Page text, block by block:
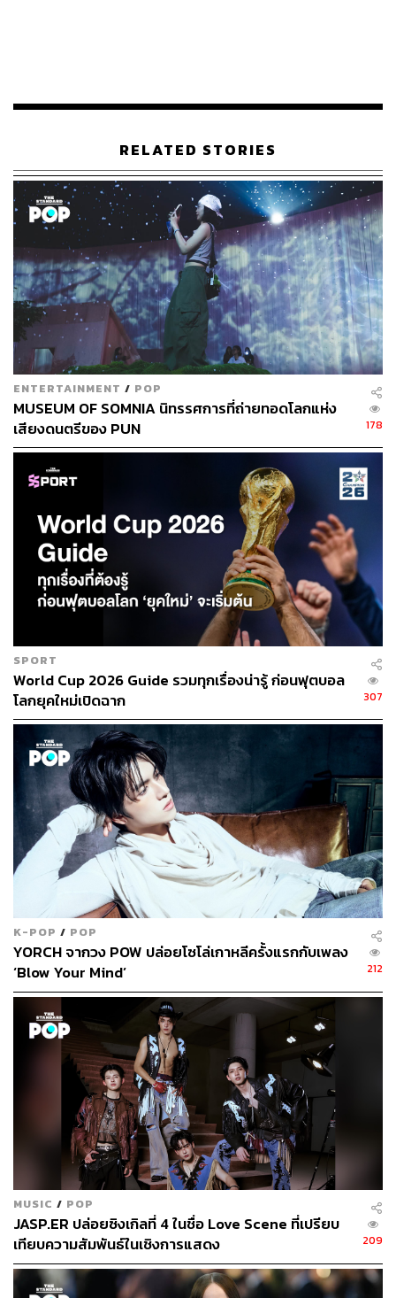
RELATED STORIES
ENTERTAINMENT / POP
MUSEUM OF SOMNIA นิทรรศการที่ถ่ายทอดโลกแห่ง
เสียงดนตรีของ PUN
178
SPORT
World Cup 2026 Guide รวมทุกเรื่องน่ารู้ ก่อนฟุตบอล
โลกยุคใหม่เปิดฉาก
307
K-POP / POP
YORCH จากวง POW ปล่อยโซโล่เกาหลีครั้งแรกกับเพลง
‘Blow Your Mind’
212
MUSIC / POP
JASP.ER ปล่อยซิงเกิลที่ 4 ในชื่อ Love Scene ที่เปรียบ
เทียบความสัมพันธ์ในเชิงการแสดง
209